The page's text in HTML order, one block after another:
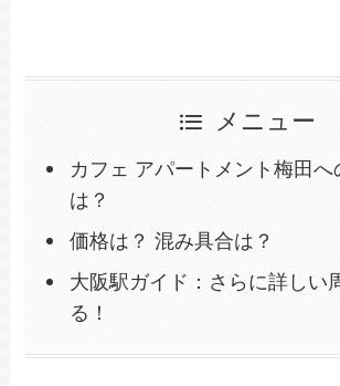
メニュー
カフェ アパートメント梅田へ
は？
価格は？ 混み具合は？
大阪駅ガイド：さらに詳しい
る！